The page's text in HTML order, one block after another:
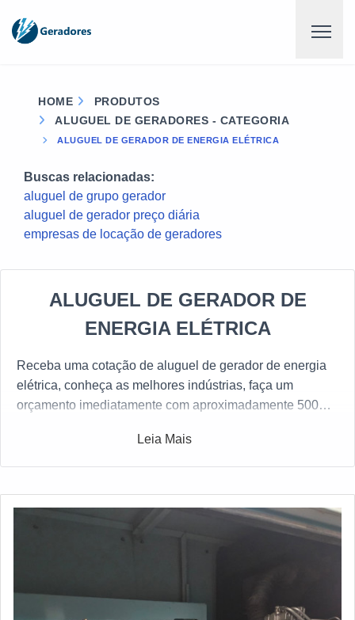
HOME
PRODUTOS
ALUGUEL DE GERADORES - CATEGORIA
ALUGUEL DE GERADOR DE ENERGIA ELÉTRICA
Buscas relacionadas:
aluguel de grupo gerador
aluguel de gerador preço diária
empresas de locação de geradores
ALUGUEL DE GERADOR DE
ENERGIA ELÉTRICA
Receba uma cotação de aluguel de gerador de energia
elétrica, conheça as melhores indústrias, faça um
orçamento imediatamente com aproximadamente 500
Leia Mais